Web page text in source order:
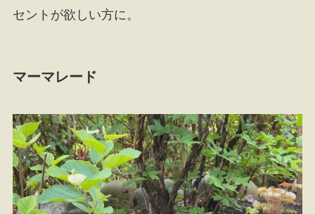
セントが欲しい方に。
マーマレード